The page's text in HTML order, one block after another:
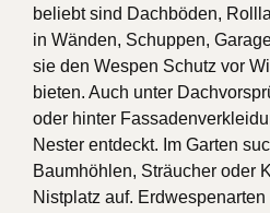
beliebt sind Dachböden,
in Wänden, Schuppen,
sie den Wespen Schutz vor
bieten. Auch unter
oder hinter
Nester entdeckt. Im Garten
Baumhöhlen, Sträucher oder
Nistplatz auf.